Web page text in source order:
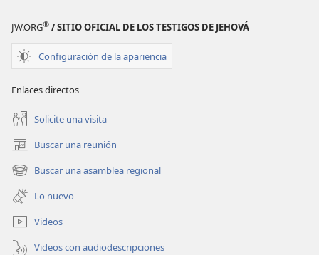
JW.ORG® / SITIO OFICIAL DE LOS TESTIGOS DE JEHOVÁ
Configuración de la apariencia
Enlaces directos
Solicite una visita
Buscar una reunión
(abre
una
nueva
ventana)
Buscar una asamblea regional
(abre
una
nueva
ventana)
Lo nuevo
Videos
Videos con audiodescripciones